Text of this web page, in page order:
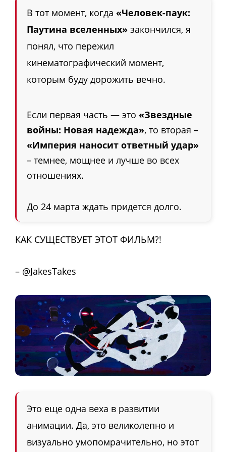
В тот момент, когда «Человек-паук:
Паутина вселенных» закончился, я
понял, что пережил
кинематографический момент,
которым буду дорожить вечно.
Если первая часть — это «Звездные
войны: Новая надежда», то вторая –
«Империя наносит ответный удар»
– темнее, мощнее и лучше во всех
отношениях.
До 24 марта ждать придется долго.
КАК СУЩЕСТВУЕТ ЭТОТ ФИЛЬМ?!
– @JakesTakes
Это еще одна веха в развитии
анимации. Да, это великолепно и
визуально умопомрачительно, но этот